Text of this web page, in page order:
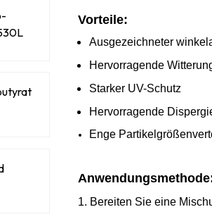
Vorteile:
Ausgezeichneter
Hervorragende
Starker UV-Schutz
Hervorragende
Enge
1. Bereiten Sie eine